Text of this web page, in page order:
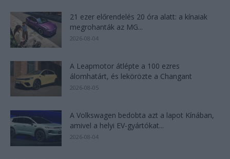
21 ezer előrendelés 20 óra alatt: a kínaiak
megrohanták az MG...
2026-08-04
A Leapmotor átlépte a 100 ezres
álomhatárt, és lekörözte a Changant
2026-08-05
A Volkswagen bedobta azt a lapot Kínában,
amivel a helyi EV-gyártókat...
2026-08-04